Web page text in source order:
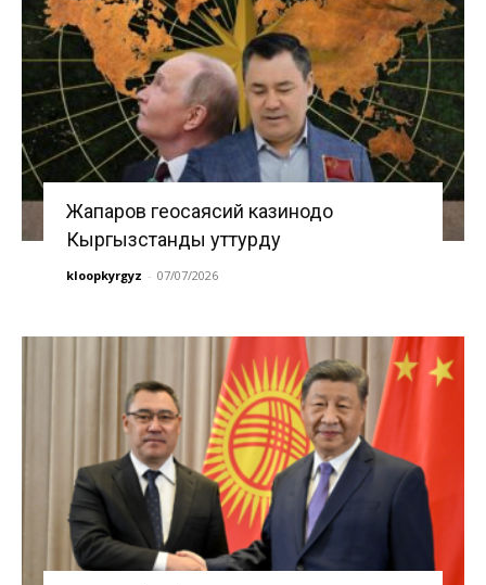
Жапаров геосаясий казинодо
Кыргызстанды уттурду
kloopkyrgyz - 07/07/2026